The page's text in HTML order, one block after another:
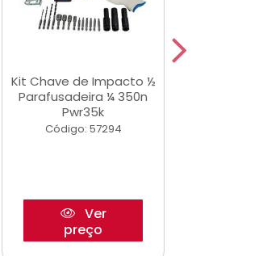
Kit Chave de Impacto ½
Parafusadeira ¼ 350n
Pwr35k
Código: 57294
Ver
preço